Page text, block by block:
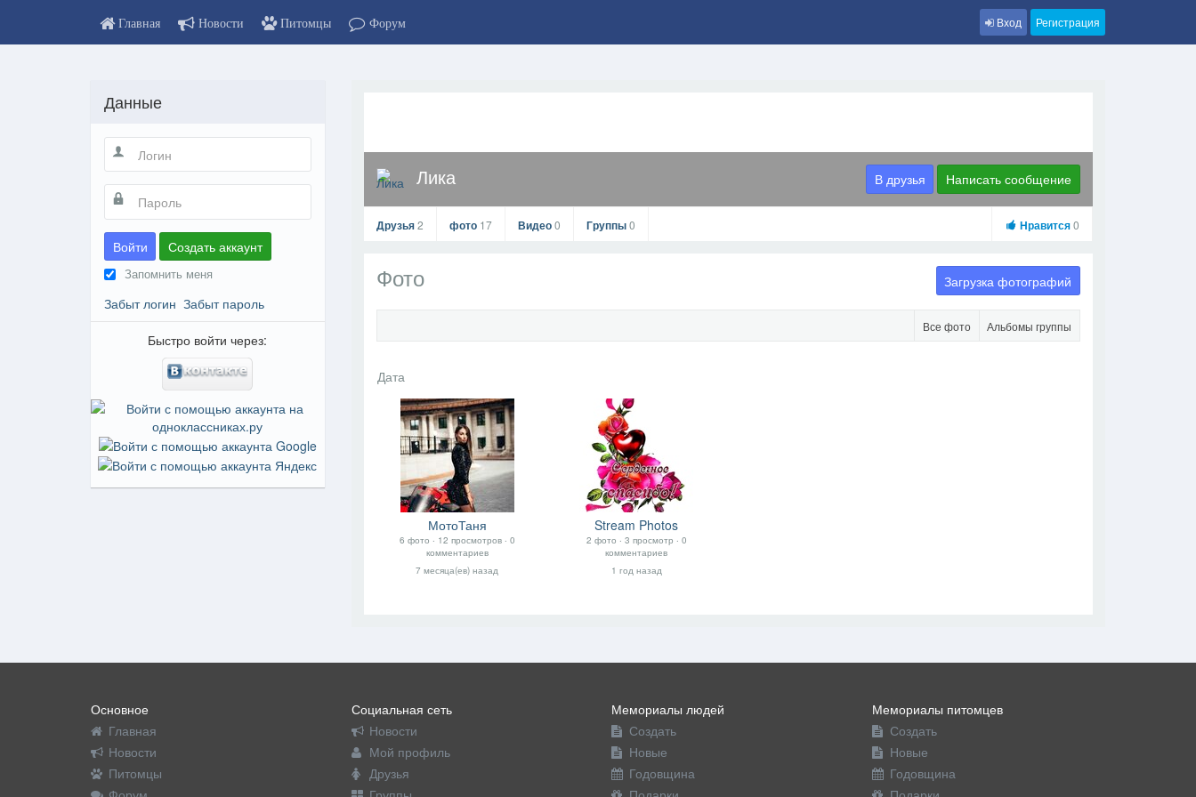
Главная Новости Питомцы Форум Вход Регистрация
Лика В друзья Написать сообщение
Друзья2 фото 17 Видео0 Группы0 Нравится0
Фото
Альбомы группы
Все фото
Загрузка фотографий
МотоТаня
6 фото ‧ 12 просмотров ‧ 0
комментариев
7 месяца(ев) назад
Stream Photos
2 фото ‧ 3 просмотр ‧ 0
комментариев
1 год назад
Данные
Войти Создать аккаунт
Запомнить меня
Забыт логин Забыт пароль
Быстро войти через:
Основное
Главная
Новости
Питомцы
Социальная сеть
Новости
Мой профиль
Друзья
Мемориалы людей
Создать
Новые
Годовщина
Мемориалы питомцев
Создать
Новые
Годовщина